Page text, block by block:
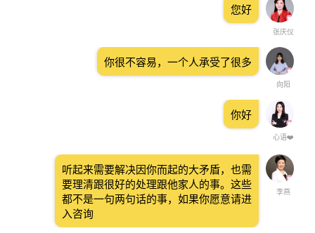
张庆仪
您好
向阳
你很不容易，一个人承受了很多
心语❤️
你好
李燕
听起来需要解决因你而起的大矛盾，也需
要理清跟很好的处理跟他家人的事。这些
都不是一句两句话的事，如果你愿意请进
入咨询